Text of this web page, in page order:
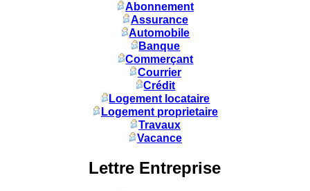
Abonnement
Assurance
Automobile
Banque
Commerçant
Courrier
Crédit
Logement locataire
Logement proprietaire
Travaux
Vacance
Lettre Entreprise